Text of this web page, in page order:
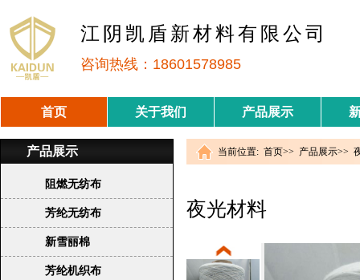
江阴凯盾新材料有限公司
咨询热线：18601578985
首页 关于我们 产品展示
产品展示
阻燃无纺布
芳纶无纺布
新雪丽棉
芳纶机织布
当前位置: 首页>> 产品展示>>
夜光材料